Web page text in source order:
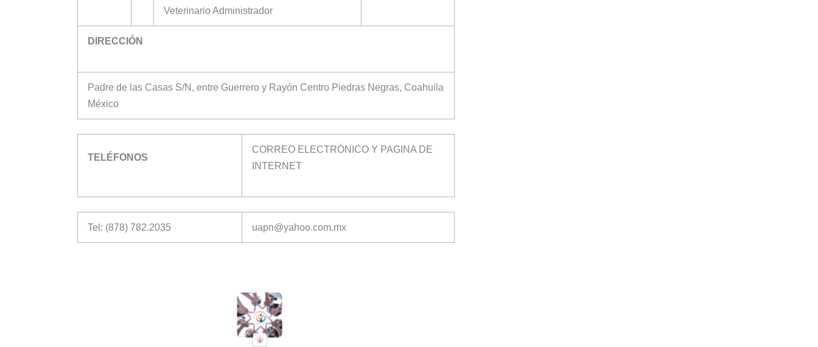
Veterinario Administrador
DIRECCIÓN
Padre de las Casas S/N, entre Guerrero y Rayón Centro Piedras Negras, Coahuila
México
TELÉFONOS
CORREO ELECTRÓNICO Y PAGINA DE
INTERNET
Tel: (878) 782.2035 uapn@yahoo.com.mx